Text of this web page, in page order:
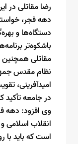
رضا مقاتلی در
دهه فجر،
دستگاه‌ها و
باشکوه‌تر
مقاتلی
نظام مقدس
امیدآفرینی،
در جامعه تأکید
وی افزود: دهه
انقلاب
است که باید با